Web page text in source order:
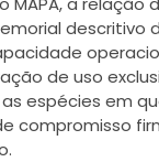
descritivo
de uso
espécies em
compromisso